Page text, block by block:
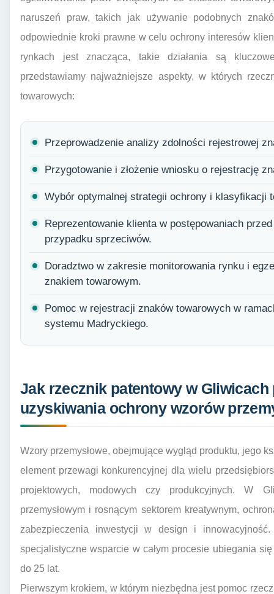
naruszeń praw, takich jak używanie podobnych
odpowiednie kroki prawne w celu ochrony interesów
rynkach jest znacząca, takie działania są
przedstawiamy najważniejsze aspekty, w których
towarowych:
Przeprowadzenie analizy zdolności rejestrowej
Przygotowanie i złożenie wniosku o rejestrację
Wybór optymalnej strategii ochrony i klasyfikacji
Reprezentowanie klienta w postępowaniach
przypadku sprzeciwów.
Doradztwo w zakresie monitorowania rynku i
znakiem towarowym.
Pomoc w rejestracji znaków towarowych w
systemu Madryckiego.
Jak rzecznik patentowy w Gliwicach
uzyskiwania ochrony wzorów
Wzory przemysłowe, obejmujące wygląd produktu, jego
element przewagi konkurencyjnej dla wielu
projektowych, modowych czy produkcyjnych. W
przemysłowym i rosnącym sektorem kreatywnym,
zabezpieczenia inwestycji w design i
specjalistyczne wsparcie w całym procesie ubiegania
do 25 lat.
Pierwszym krokiem, w którym niezbędna jest pomoc